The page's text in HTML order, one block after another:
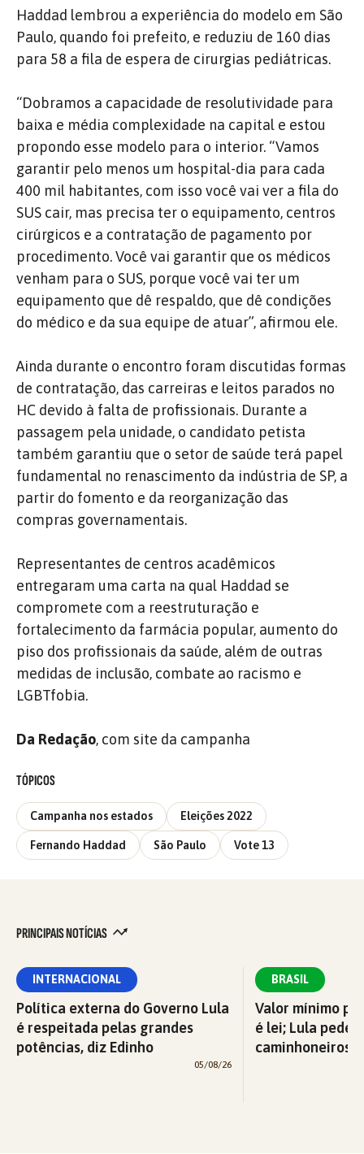
Haddad lembrou a experiência do modelo em São
Paulo, quando foi prefeito, e reduziu de 160 dias
para 58 a fila de espera de cirurgias pediátricas.
“Dobramos a capacidade de resolutividade para
baixa e média complexidade na capital e estou
propondo esse modelo para o interior. “Vamos
garantir pelo menos um hospital-dia para cada
400 mil habitantes, com isso você vai ver a fila do
SUS cair, mas precisa ter o equipamento, centros
cirúrgicos e a contratação de pagamento por
procedimento. Você vai garantir que os médicos
venham para o SUS, porque você vai ter um
equipamento que dê respaldo, que dê condições
do médico e da sua equipe de atuar”, afirmou ele.
Ainda durante o encontro foram discutidas formas
de contratação, das carreiras e leitos parados no
HC devido à falta de profissionais. Durante a
passagem pela unidade, o candidato petista
também garantiu que o setor de saúde terá papel
fundamental no renascimento da indústria de SP, a
partir do fomento e da reorganização das
compras governamentais.
Representantes de centros acadêmicos
entregaram uma carta na qual Haddad se
compromete com a reestruturação e
fortalecimento da farmácia popular, aumento do
piso dos profissionais da saúde, além de outras
medidas de inclusão, combate ao racismo e
LGBTfobia.
Da Redação, com site da campanha
TÓPICOS
Campanha nos estados Eleições 2022
Fernando Haddad São Paulo Vote 13
PRINCIPAIS NOTÍCIAS
INTERNACIONAL
Política externa do Governo Lula
é respeitada pelas grandes
potências, diz Edinho
05/08/26
BRASIL
Valor mínimo
é lei; Lula pede
caminhoneiros